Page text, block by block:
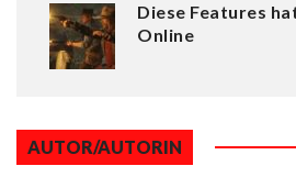
Diese Features
Online
AUTOR/AUTORIN